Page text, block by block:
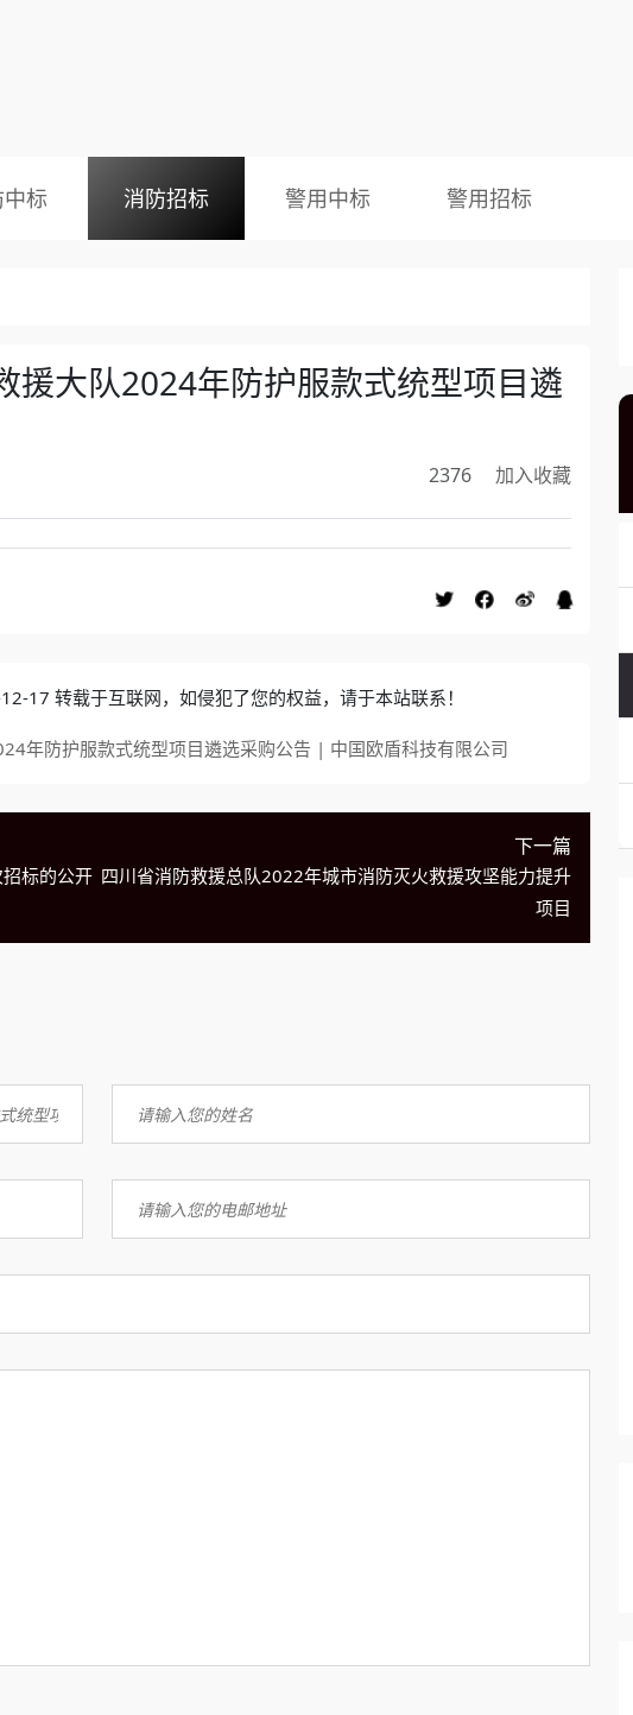
标 消防招标 警用中标 警用招标
援大队2024年防护服款式统型项目遴
2376 加入收藏
17 转载于互联网，如侵犯了您的权益，请于本站联系！
年防护服款式统型项目遴选采购公告 | 中国欧盾科技有限公司
标的公开
下一篇
四川省消防救援总队2022年城市消防灭火救援攻坚能力提升
项目